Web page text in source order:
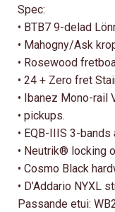
Spec:
• BTB7 9-delad
• Mahogny/Ask
• Rosewood
• 24 + Zero fret
• Ibanez Mono-rail
• pickups.
• EQB-IIIS 3-
• Neutrik® locking
• Cosmo Black
• D’Addario NYXL
Passande etui: